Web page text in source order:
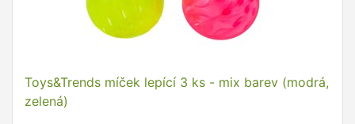
Toys&Trends míček lepící 3 ks - mix barev (modrá,
zelená)